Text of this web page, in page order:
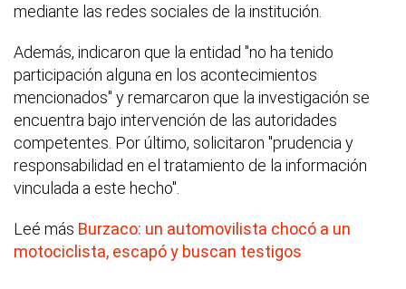
mediante las redes sociales de la institución.
Además, indicaron que la entidad "no ha tenido
participación alguna en los acontecimientos
mencionados" y remarcaron que la investigación se
encuentra bajo intervención de las autoridades
competentes. Por último, solicitaron "prudencia y
responsabilidad en el tratamiento de la información
vinculada a este hecho".
Leé más Burzaco: un automovilista chocó a un
motociclista, escapó y buscan testigos